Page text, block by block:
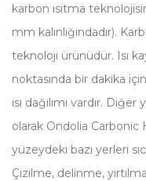
karbon ısıtma
mm kalınlığındadır).
teknoloji ürünüdür. Isı
noktasında bir dakika
ısı dağılımı vardır.
olarak Ondolia Carbonic
yüzeydeki bazı yerleri
Çizilme, delinme,